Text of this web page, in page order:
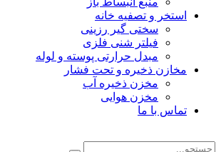
استخر و تصفیه خانه
سختی گیر رزینی
فیلتر شنی فلزی
مبدل حرارتی پوسته و لوله
مخازن ذخیره و تحت فشار
مخزن ذخیره آب
مخزن هوایی
تماس با ما